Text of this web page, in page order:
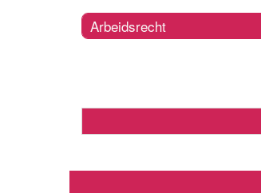
Arbeidsrecht